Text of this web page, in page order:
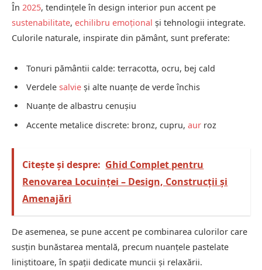
În 2025, tendințele în design interior pun accent pe
sustenabilitate, echilibru emoțional și tehnologii integrate.
Culorile naturale, inspirate din pământ, sunt preferate:
Tonuri pământii calde: terracotta, ocru, bej cald
Verdele salvie și alte nuanțe de verde închis
Nuanțe de albastru cenușiu
Accente metalice discrete: bronz, cupru, aur roz
Citește și despre: Ghid Complet pentru
Renovarea Locuinței – Design, Construcții și
Amenajări
De asemenea, se pune accent pe combinarea culorilor care
susțin bunăstarea mentală, precum nuanțele pastelate
liniștitoare, în spații dedicate muncii și relaxării.